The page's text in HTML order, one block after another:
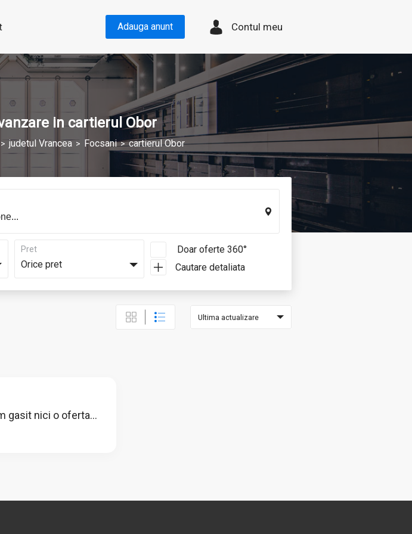
Adauga anunt Contul meu
in cartierul Obor
judetul Vrancea Focsani cartierul Obor
Pret
Orice pret
Doar oferte 360°
Cautare detaliata
Ultima actualizare
gasit nici o oferta...